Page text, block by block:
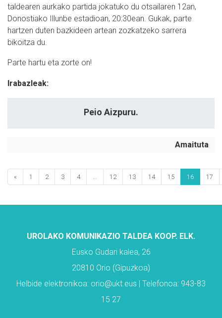
taldearen aurkako partida jokatuko du otsailaren 12an,
Donostiako Illunbe estadioan, 20:30ean. Gukak, parte
hartzen duten bazkideen artean zozkatzeko sarrera
bikoitza du.
Parte hartu eta zorte on!
Irabazleak:
Peio Aizpuru.
Amaituta
« 1 2 3 4 ... 12 13 14 15 16 17
UROLAKO KOMUNIKAZIO TALDEA KOOP. ELK.
Eusko Gudari kalea, 26
20810 Orio (Gipuzkoa)
Helbide elektronikoa: orio@ukt.eus | Telefonoa: 943-83
15 27